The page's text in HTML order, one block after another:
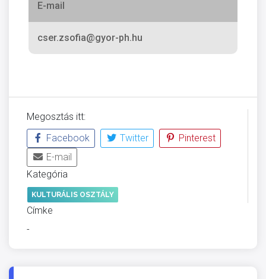
E-mail
cser.zsofia@gyor-ph.hu
Megosztás itt:
Facebook
Twitter
Pinterest
E-mail
Kategória
KULTURÁLIS OSZTÁLY
Címke
-